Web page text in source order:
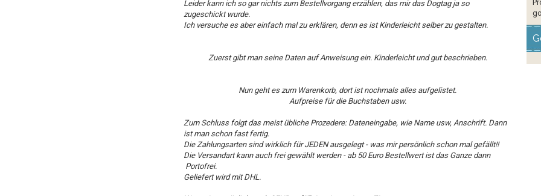
Leider kann ich so gar nichts zum Bestellvorgang erzählen, das mir das Dogtag ja so
zugeschickt wurde.
Ich versuche es aber einfach mal zu erklären, denn es ist Kinderleicht selber zu gestalten.
Zuerst gibt man seine Daten auf Anweisung ein. Kinderleicht und gut beschrieben.
Nun geht es zum Warenkorb, dort ist nochmals alles aufgelistet.
Aufpreise für die Buchstaben usw.
Zum Schluss folgt das meist übliche Prozedere: Dateneingabe, wie Name usw, Anschrift. Dann
ist man schon fast fertig.
Die Zahlungsarten sind wirklich für JEDEN ausgelegt - was mir persönlich schon mal gefällt!!
Die Versandart kann auch frei gewählt werden - ab 50 Euro Bestellwert ist das Ganze dann
Portofrei.
Geliefert wird mit DHL.